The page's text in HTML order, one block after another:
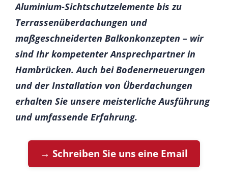
Aluminium-Sichtschutzelemente bis zu
Terrassenüberdachungen und
maßgeschneiderten Balkonkonzepten – wir
sind Ihr kompetenter Ansprechpartner in
Hambrücken. Auch bei Bodenerneuerungen
und der Installation von Überdachungen
erhalten Sie unsere meisterliche Ausführung
und umfassende Erfahrung.
→ Schreiben Sie uns eine Email